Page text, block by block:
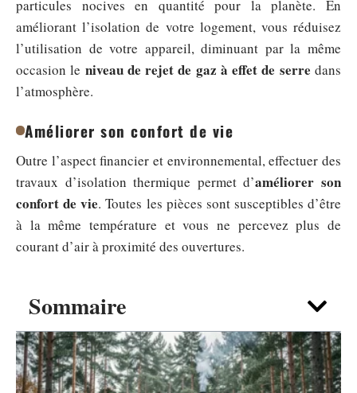
Sommaire
particules nocives en quantité pour la planète. En
améliorant l’isolation de votre logement, vous réduisez
l’utilisation de votre appareil, diminuant par la même
occasion le niveau de rejet de gaz à effet de serre dans
l’atmosphère.
Améliorer son confort de vie
Outre l’aspect financier et environnemental, effectuer des
travaux d’isolation thermique permet d’améliorer son
confort de vie. Toutes les pièces sont susceptibles d’être
à la même température et vous ne percevez plus de
courant d’air à proximité des ouvertures.